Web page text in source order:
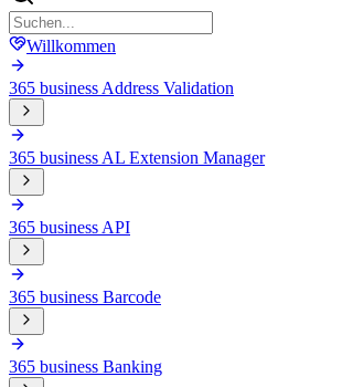
Willkommen
365 business Address Validation
365 business AL Extension Manager
365 business API
365 business Barcode
365 business Banking